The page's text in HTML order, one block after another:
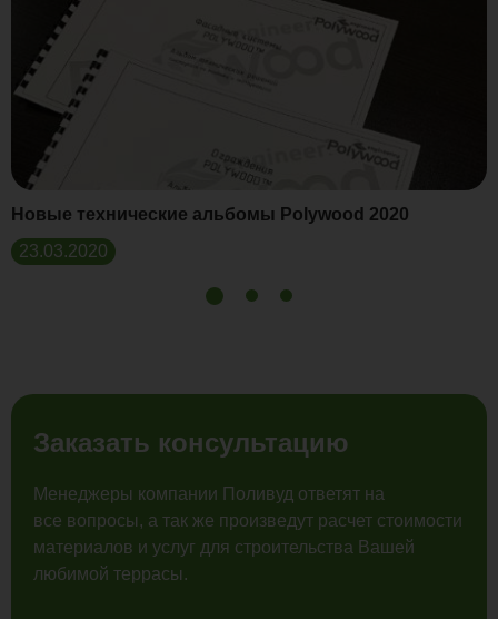
Новые технические альбомы Polywood 2020
23.03.2020
Заказать консультацию
Менеджеры компании Поливуд ответят на
все вопросы, а так же произведут расчет стоимости
материалов и услуг для строительства Вашей
любимой террасы.